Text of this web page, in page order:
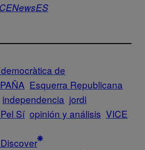
de
Esquerra Republicana
independencia jordi
Sí opinión y análisis VICE